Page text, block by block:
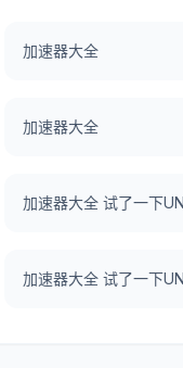
加速器大全
加速器大全